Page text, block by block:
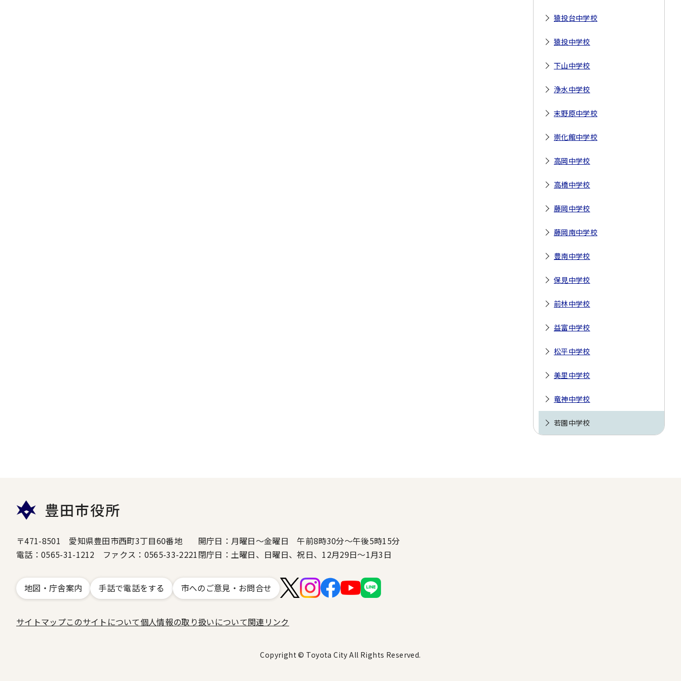
猿投台中学校
猿投中学校
下山中学校
浄水中学校
末野原中学校
崇化館中学校
高岡中学校
高橋中学校
藤岡中学校
藤岡南中学校
豊南中学校
保見中学校
前林中学校
益富中学校
松平中学校
美里中学校
竜神中学校
若園中学校
豊田市役所
〒471-8501 愛知県豊田市西町3丁目60番地
電話：0565-31-1212 ファクス：0565-33-2221
開庁日：月曜日～金曜日 午前8時30分～午後5時15分
閉庁日：土曜日、日曜日、祝日、12月29日～1月3日
地図・庁舎案内 手話で電話をする 市へのご意見・お問合せ
サイトマップこのサイトについて個人情報の取り扱いについて関連リンク
Copyright © Toyota City All Rights Reserved.